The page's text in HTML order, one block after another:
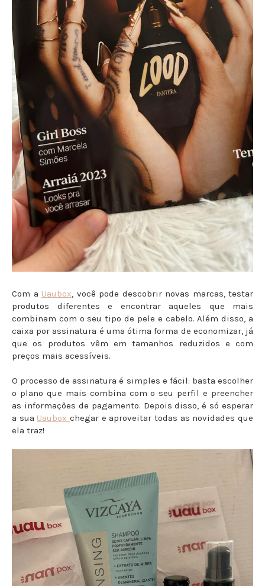
Com a Uaubox, você pode descobrir novas marcas, testar
produtos diferentes e encontrar aqueles que mais
combinam com o seu tipo de pele e cabelo. Além disso, a
caixa por assinatura é uma ótima forma de economizar, já
que os produtos vêm em tamanhos reduzidos e com
preços mais acessíveis.
O processo de assinatura é simples e fácil: basta escolher
o plano que mais combina com o seu perfil e preencher
as informações de pagamento. Depois disso, é só esperar
a sua Uauboxchegar e aproveitar todas as novidades que
ela traz!